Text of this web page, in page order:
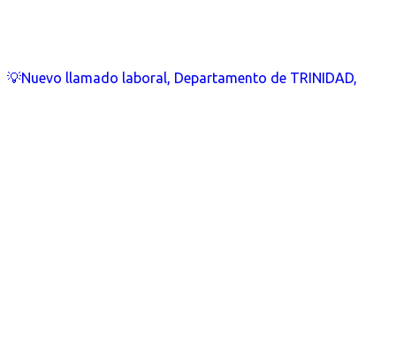
💡Nuevo llamado laboral, Departamento de TRINIDAD,